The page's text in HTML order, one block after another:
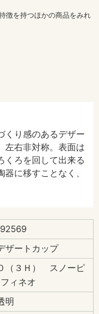
徴を持つほかの商品をみれ
くり感のあるデザー
左右非対称。表面は
くろを回して出来る
に移すことなく、
ザートカップ
（３Ｈ） スノーピ
ィネオ
明